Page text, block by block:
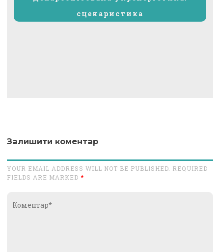
сценаристика
Залишити коментар
YOUR EMAIL ADDRESS WILL NOT BE PUBLISHED. REQUIRED
FIELDS ARE MARKED *